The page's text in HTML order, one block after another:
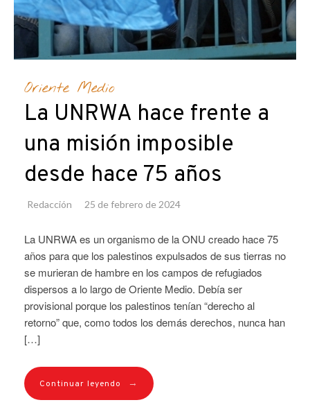
Oriente Medio
La UNRWA hace frente a
una misión imposible
desde hace 75 años
Redacción 25 de febrero de 2024
La UNRWA es un organismo de la ONU creado hace 75
años para que los palestinos expulsados de sus tierras no
se murieran de hambre en los campos de refugiados
dispersos a lo largo de Oriente Medio. Debía ser
provisional porque los palestinos tenían “derecho al
retorno” que, como todos los demás derechos, nunca han
[…]
Continuar leyendo →